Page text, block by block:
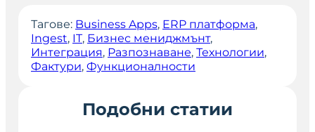
Тагове: Business Apps, ERP платформа
Ingest, IT, Бизнес мениджмънт
Интеграция, Разпознаване, Технологии
Фактури, Функционалности
Подобни статии